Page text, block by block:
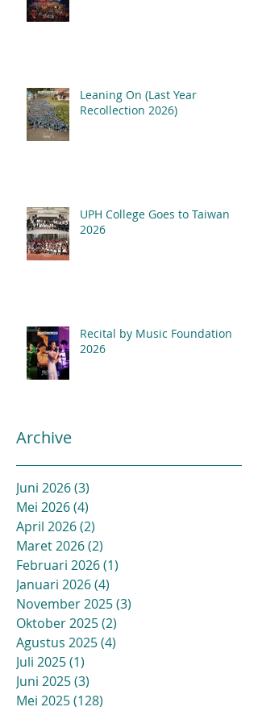
Leaning On (Last Year
Recollection 2026)
UPH College Goes to Taiwan
2026
Recital by Music Foundation
2026
Archive
Juni 2026(3)
Mei 2026(4)
April 2026(2)
Maret 2026(2)
Februari 2026(1)
Januari 2026(4)
November 2025(3)
Oktober 2025(2)
Agustus 2025(4)
Juli 2025(1)
Juni 2025(3)
Mei 2025(128)